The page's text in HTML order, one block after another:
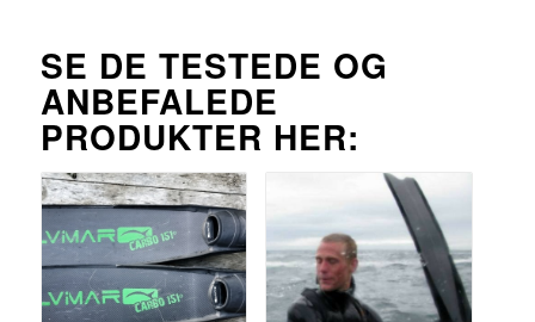
SE DE TESTEDE OG
ANBEFALEDE
PRODUKTER HER: